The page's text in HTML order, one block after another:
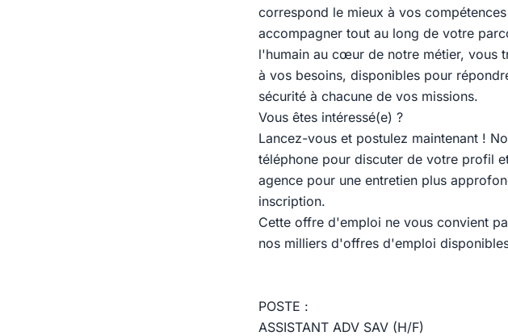
correspond le mieux à vos
accompagner tout au long de votre
l'humain au cœur de notre métier, vous
à vos besoins, disponibles pour
sécurité à chacune de vos missions.
Vous êtes intéressé(e) ?
Lancez-vous et postulez maintenant !
téléphone pour discuter de votre profil
agence pour une entretien plus
inscription.
Cette offre d'emploi ne vous convient
nos milliers d'offres d'emploi
POSTE :
ASSISTANT ADV SAV (H/F)